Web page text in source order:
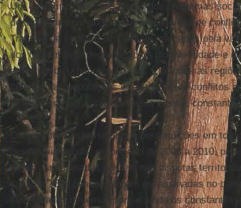
Um dos principais indicadores dos problemas
desenvolvimento do Brasil é a existência de
Trata-se de conflitos ambientais marcados pela
dos territórios, a degradação da biodiversidade e
em espaços urbanos ou rurais. Em todas as
coletivo das populações em situação de conflitos
ameaças de perdas irreparáveis e pelas
Dados sobre assassinatos e perseguições em
dessas violências: no período de 2003 a 2010,
foram assassinadas por ano nas disputas
mais de 1500 pessoas foram assassinadas no
esses dados devemos somar ainda os constantes